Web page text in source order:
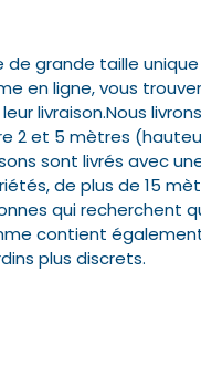
de grande taille
en ligne, vous
livraison.Nous
2 et 5 mètres
sont livrés avec
de plus de 15
qui recherchent
contient
plus discrets.
téléphone*
Valider
téléphone*
Valider